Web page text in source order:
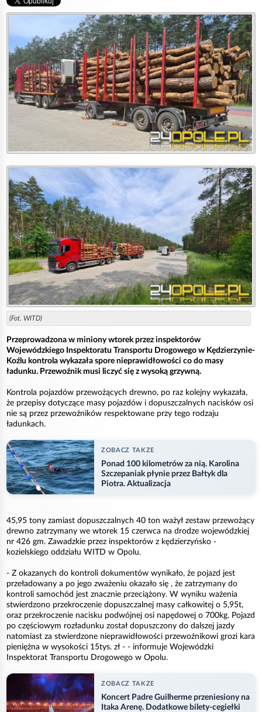
(Fot. WITD)
Przeprowadzona w miniony wtorek przez inspektorów
Wojewódzkiego Inspektoratu Transportu Drogowego w Kędzierzynie-
Koźlu kontrola wykazała spore nieprawidłowości co do masy
ładunku. Przewoźnik musi liczyć się z wysoką grzywną.
Kontrola pojazdów przewożących drewno, po raz kolejny wykazała,
że przepisy dotyczące masy pojazdów i dopuszczalnych nacisków osi
nie są przez przewoźników respektowane przy tego rodzaju
ładunkach.
ZOBACZ TAKZE
Ponad 100 kilometrów za nią. Karolina
Szczepaniak płynie przez Bałtyk dla
Piotra. Aktualizacja
45,95 tony zamiast dopuszczalnych 40 ton ważył zestaw przewożący
drewno zatrzymany we wtorek 15 czerwca na drodze wojewódzkiej
nr 426 gm. Zawadzkie przez inspektorów z kędzierzyńsko -
kozielskiego oddziału WITD w Opolu.
- Z okazanych do kontroli dokumentów wynikało, że pojazd jest
przeładowany a po jego zważeniu okazało się , że zatrzymany do
kontroli samochód jest znacznie przeciążony. W wyniku ważenia
stwierdzono przekroczenie dopuszczalnej masy całkowitej o 5,95t,
oraz przekroczenie nacisku podwójnej osi napędowej o 700kg. Pojazd
po częściowym rozładunku został dopuszczony do dalszej jazdy
natomiast za stwierdzone nieprawidłowości przewoźnikowi grozi kara
pieniężna w wysokości 15tys. zł - - informuje Wojewódzki
Inspektorat Transportu Drogowego w Opolu.
ZOBACZ TAKZE
Koncert Padre Guilherme przeniesiony na
Itaka Arenę. Dodatkowe bilety-cegiełki